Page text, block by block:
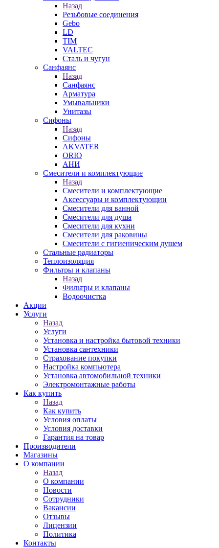
Назад
Резьбовые соединения
Gebo
LD
TIM
VALTEC
Сталь и чугун
Санфаянс
Назад
Санфаянс
Арматура
Умывальники
Унитазы
Сифоны
Назад
Сифоны
AKVATER
ORIO
АНИ
Смесители и комплектующие
Назад
Смесители и комплектующие
Аксессуары и комплектующии
Смесители для ванной
Смесители для душа
Смесители для кухни
Смесители для раковины
Смесители с гигиеническим душем
Стальные радиаторы
Теплоизоляция
Фильтры и клапаны
Назад
Фильтры и клапаны
Водоочистка
Акции
Услуги
Назад
Услуги
Установка и настройка бытовой техники
Установка сантехники
Страхование покупки
Настройка компьютера
Установка автомобильной техники
Электромонтажные работы
Как купить
Назад
Как купить
Условия оплаты
Условия доставки
Гарантия на товар
Производители
Магазины
О компании
Назад
О компании
Новости
Сотрудники
Вакансии
Отзывы
Лицензии
Политика
Контакты